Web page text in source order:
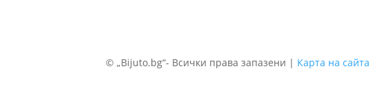
© „Bijuto.bg“- Всички права запазени | Карта на сайта